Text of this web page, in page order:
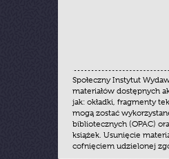
Społeczny Instytut
materiałów dostępnych
jak: okładki, fragmenty
mogą zostać
bibliotecznych (OPAC)
książek. Usunięcie
cofnięciem udzielonej